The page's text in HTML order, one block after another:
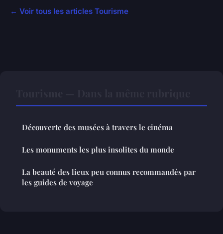
← Voir tous les articles Tourisme
Découverte des musées à travers le cinéma
Les monuments les plus insolites du monde
La beauté des lieux peu connus recommandés par
les guides de voyage